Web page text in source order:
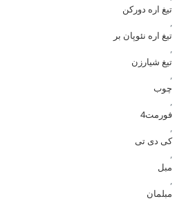
تیغ اره دورکن
,
تیغ اره نئوپان بر
,
تیغ شیارزن
,
چوب
,
فورمت4
,
کی دی تی
,
مبل
,
مبلمان